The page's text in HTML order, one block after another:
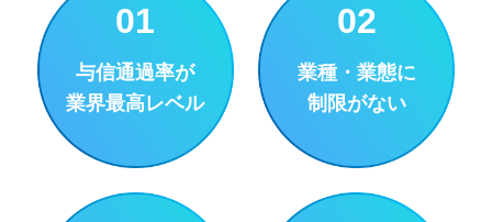
01
与信通過率が
業界最高レベル
02
業種・業態に
制限がない